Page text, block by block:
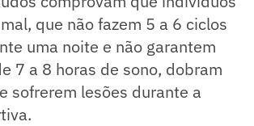
que não fazem 5 a 6 ciclos
uma noite e não garantem
7 a 8 horas de sono, dobram
sofrerem lesões durante a